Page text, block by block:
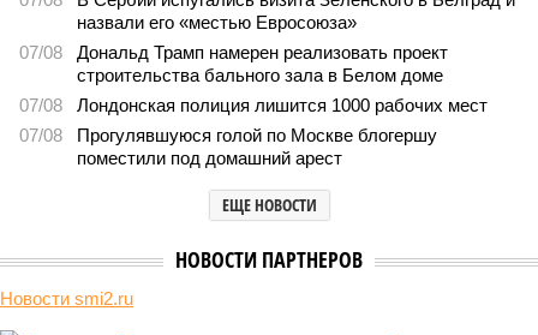
Пока в Ярославском районе СВАО дольщики «Сказочного леса»
уже получают ключи – в мае 2026 года были получены
заключение о соответствии проектной документации и
разрешение на ввод жилищного комплекса в эксплуатацию –
совсем недалеко, в паре станций метро южнее, на Люблинской
улице, картина, можно сказать, прямо противоположная.
ЖК «Светлый мир «Станция Л»: та же группа компаний-
банкрот Seven Suns Development, та жеанонсированная
за прошедшие два года результатов, по словам дольщиков,